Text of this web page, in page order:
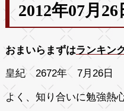
2012年07月26
おまいらまずはランキン
皇紀 2672年 7月26日
よく、知り合いに勉強熱